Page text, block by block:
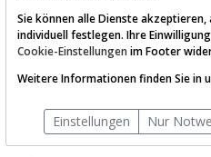
AKTIEN-
Die
TraderFox
Sie können alle Dienste
individuell festlegen. Ihre
Cookie-Einstellungen im Footer
Weitere Informationen finden Sie in
Einstellungen Nur